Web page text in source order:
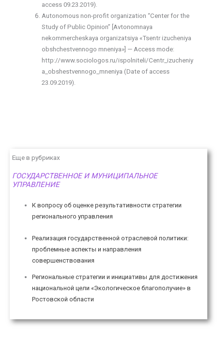
access 09.23.2019).
Autonomous non-profit organization “Center for the
Study of Public Opinion” [Avtonomnaya
nekommercheskaya organizatsiya «Tsentr izucheniya
obshchestvennogo mneniya»] — Access mode:
http://www.sociologos.ru/ispolniteli/Centr_izucheniy
a_obshestvennogo_mneniya (Date of access
23.09.2019).
Еще в рубриках
ГОСУДАРСТВЕННОЕ И МУНИЦИПАЛЬНОЕ
УПРАВЛЕНИЕ
К вопросу об оценке результативности стратегии
регионального управления
Реализация государственной отраслевой политики:
проблемные аспекты и направления
совершенствования
Региональные стратегии и инициативы для достижения
национальной цели «Экологическое благополучие» в
Ростовской области